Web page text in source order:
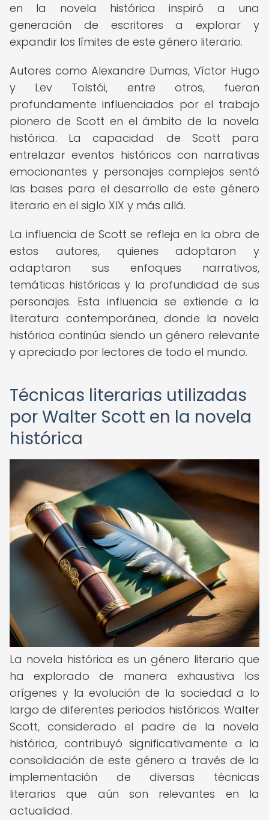
en la novela histórica inspiró a una
generación de escritores a explorar y
expandir los límites de este género literario.
Autores como Alexandre Dumas, Víctor Hugo
y Lev Tolstói, entre otros, fueron
profundamente influenciados por el trabajo
pionero de Scott en el ámbito de la novela
histórica. La capacidad de Scott para
entrelazar eventos históricos con narrativas
emocionantes y personajes complejos sentó
las bases para el desarrollo de este género
literario en el siglo XIX y más allá.
La influencia de Scott se refleja en la obra de
estos autores, quienes adoptaron y
adaptaron sus enfoques narrativos,
temáticas históricas y la profundidad de sus
personajes. Esta influencia se extiende a la
literatura contemporánea, donde la novela
histórica continúa siendo un género relevante
y apreciado por lectores de todo el mundo.
Técnicas literarias utilizadas
por Walter Scott en la novela
histórica
La novela histórica es un género literario que
ha explorado de manera exhaustiva los
orígenes y la evolución de la sociedad a lo
largo de diferentes periodos históricos. Walter
Scott, considerado el padre de la novela
histórica, contribuyó significativamente a la
consolidación de este género a través de la
implementación de diversas técnicas
literarias que aún son relevantes en la
actualidad.